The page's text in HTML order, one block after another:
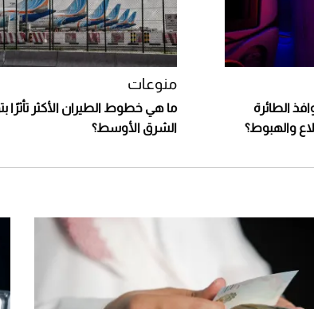
الطائرة
والهبوط؟
منوعات
ما هي خطوط الطيران الأكثر تأثرًا
الشرق الأوسط؟